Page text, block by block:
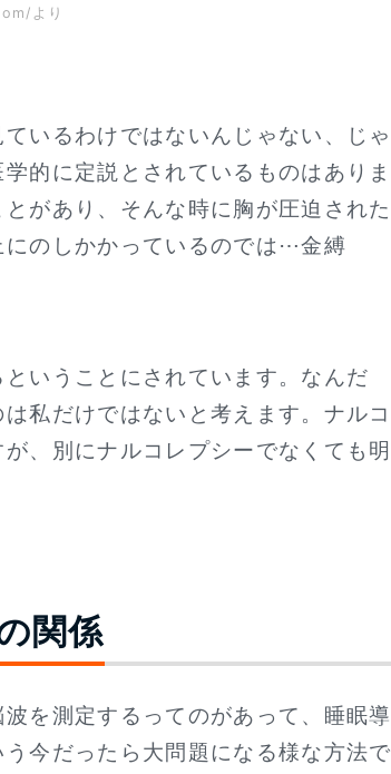
より
いるわけではないんじゃない、じゃ
的に定説とされているものはありま
があり、そんな時に胸が圧迫された
にのしかかっているのでは⋯金縛
いうことにされています。なんだ
私だけではないと考えます。ナルコ
、別にナルコレプシーでなくても明
関係
を測定するってのがあって、睡眠導
今だったら大問題になる様な方法で